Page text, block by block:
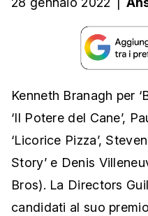
Kenneth Branagh per
‘Il Potere del Cane’,
‘Licorice Pizza’,
Story’ e Denis
Bros). La Directors
candidati al suo